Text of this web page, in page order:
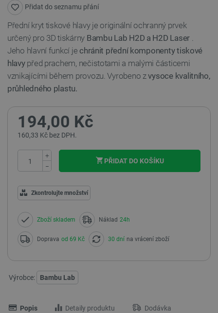
Přidat do seznamu přání
Přední kryt tiskové hlavy je originální ochranný prvek
určený pro 3D tiskárny Bambu Lab H2D a H2D Laser .
Jeho hlavní funkcí je chránit přední komponenty tiskové
hlavypřed prachem, nečistotami a malými částicemi
vznikajícími během provozu. Vyrobeno zvysoce kvalitního,
průhledného plastu.
194,00 Kč
160,33 Kč bez DPH.
+
−
PŘIDAT DO KOŠÍKU
Zkontrolujte množství
Zboží skladem Náklad 24h
Doprava od 69 Kč 30 dní na vrácení zboží
Výrobce: Bambu Lab
Popis Detaily produktu Dodávka